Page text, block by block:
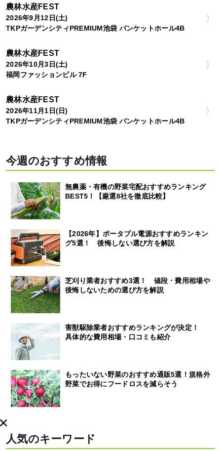
農林水産FEST
2026年9月12日(土)
TKPガーデンシティPREMIUM池袋 バンケットホール4B
農林水産FEST
2026年10月3日(土)
福岡ファッションビル 7F
農林水産FEST
2026年11月1日(日)
TKPガーデンシティPREMIUM池袋 バンケットホール4B
今週のおすすめ情報
無農薬・有機の野菜宅配おすすめランキング
BEST5！【厳選8社を徹底比較】
【2026年】ポータブル電源おすすめランキン
グ5選！ 後悔しない選び方を解説
芝刈り業者おすすめ3選！ 値段・費用相場や
後悔しないための選び方を解説
害獣駆除業者おすすめランキングが決定！
具体的な費用相場・口コミも紹介
もったいない野菜のおすすめ通販5選！規格外
野菜でお得にフードロスを減らそう
人気のキーワード